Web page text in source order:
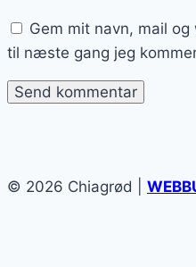
Gem mit navn, mail
til næste gang jeg
© 2026 Chiagrød |